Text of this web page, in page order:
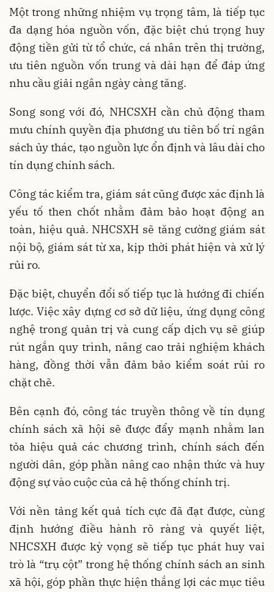
Một trong những nhiệm vụ trọng tâm, là tiếp tục
đa dạng hóa nguồn vốn, đặc biệt chú trọng huy
động tiền gửi từ tổ chức, cá nhân trên thị trường,
ưu tiên nguồn vốn trung và dài hạn để đáp ứng
nhu cầu giải ngân ngày càng tăng.
Song song với đó, NHCSXH cần chủ động tham
mưu chính quyền địa phương ưu tiên bố trí ngân
sách ủy thác, tạo nguồn lực ổn định và lâu dài cho
tín dụng chính sách.
Công tác kiểm tra, giám sát cũng được xác định là
yếu tố then chốt nhằm đảm bảo hoạt động an
toàn, hiệu quả. NHCSXH sẽ tăng cường giám sát
nội bộ, giám sát từ xa, kịp thời phát hiện và xử lý
rủi ro.
Đặc biệt, chuyển đổi số tiếp tục là hướng đi chiến
lược. Việc xây dựng cơ sở dữ liệu, ứng dụng công
nghệ trong quản trị và cung cấp dịch vụ sẽ giúp
rút ngắn quy trình, nâng cao trải nghiệm khách
hàng, đồng thời vẫn đảm bảo kiểm soát rủi ro
chặt chẽ.
Bên cạnh đó, công tác truyền thông về tín dụng
chính sách xã hội sẽ được đẩy mạnh nhằm lan
tỏa hiệu quả các chương trình, chính sách đến
người dân, góp phần nâng cao nhận thức và huy
động sự vào cuộc của cả hệ thống chính trị.
Với nền tảng kết quả tích cực đã đạt được, cùng
định hướng điều hành rõ ràng và quyết liệt,
NHCSXH được kỳ vọng sẽ tiếp tục phát huy vai
trò là “trụ cột” trong hệ thống chính sách an sinh
xã hội, góp phần thực hiện thắng lợi các mục tiêu